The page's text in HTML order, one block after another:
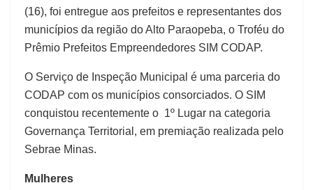
(16), foi entregue aos prefeitos e representantes dos
municípios da região do Alto Paraopeba, o Troféu do
Prêmio Prefeitos Empreendedores SIM CODAP.
O Serviço de Inspeção Municipal é uma parceria do
CODAP com os municípios consorciados. O SIM
conquistou recentemente o 1º Lugar na categoria
Governança Territorial, em premiação realizada pelo
Sebrae Minas.
Mulheres